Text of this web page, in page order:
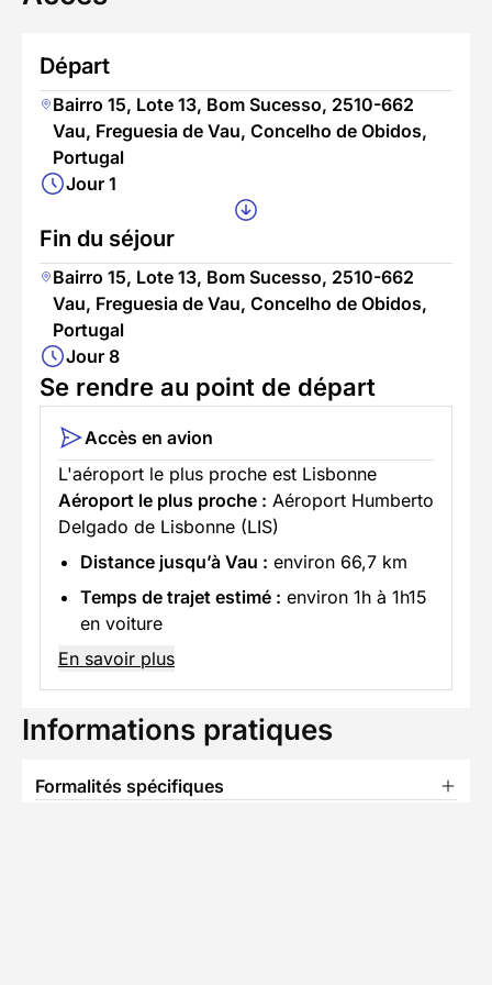
Départ
Bairro 15, Lote 13, Bom Sucesso, 2510-662
Vau, Freguesia de Vau, Concelho de Obidos,
Portugal
Jour 1
Fin du séjour
Bairro 15, Lote 13, Bom Sucesso, 2510-662
Vau, Freguesia de Vau, Concelho de Obidos,
Portugal
Jour 8
Se rendre au point de départ
Accès en avion
L'aéroport le plus proche est Lisbonne
Aéroport le plus proche : Aéroport Humberto
Delgado de Lisbonne (LIS)
Distance jusqu’à Vau : environ 66,7 km
Temps de trajet estimé : environ 1h à 1h15
en voiture
En savoir plus
Informations pratiques
Formalités spécifiques